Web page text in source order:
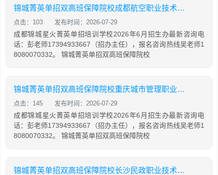
锦城菁英单招双高班保障院校成都航空职业技术大学示范
点击：103 发布时间：2026-07-29
成都锦城星火菁英单招培训学校2026年6月招生办最新咨询电
话：彭老师17394933667（招办主任），报名咨询热线吴老师1
8080070332。 锦城菁英单招双高班保障院校
锦城菁英单招双高班保障院校重庆城市管理职业学院骨干
点击：145 发布时间：2026-07-29
成都锦城星火菁英单招培训学校2026年6月招生办最新咨询电
话：彭老师17394933667（招办主任），报名咨询热线吴老师1
8080070332。 锦城菁英单招双高班保障院校
锦城菁英单招双高班保障院校长沙民政职业技术学院示范